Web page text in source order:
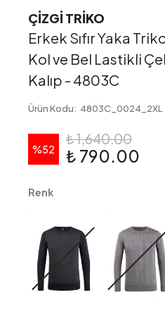
ÇİZGİ TRİKO
Erkek Sıfır Yaka
Kol ve Bel Lastikli
Kalıp - 4803C
Ürün Kodu: 4803C_0024_2XL
%52
₺ 1,640.00
₺ 790.00
Renk